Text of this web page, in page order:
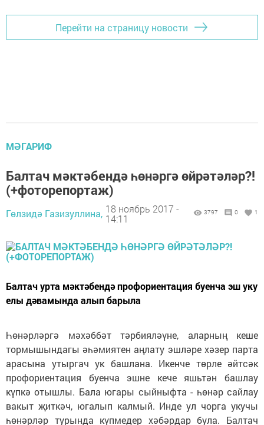
Перейти на страницу новости
МӘГАРИФ
Балтач мәктәбендә һөнәргә өйрәтәләр?!
(+фоторепортаж)
Гөлзидә Газизуллина, 18 ноябрь 2017 -
14:11
3797 0 1
Балтач урта мәктәбендә профориентация буенча эш уку
елы дәвамында алып барыла
Һөнәрләргә мәхәббәт тәрбияләүне, аларның кеше
тормышындагы әһәмиятен аңлату эшләре хәзер парта
арасына утыргач ук башлана. Икенче төрле әйтсәк
профориентация буенча эшне кече яшьтән башлау
күпкә отышлы. Бала югары сыйныфта - һөнәр сайлау
вакыт җиткәч, югалып калмый. Инде ул чорга укучы
һөнәрләр турында күпмедер хәбәрдар була. Балтач